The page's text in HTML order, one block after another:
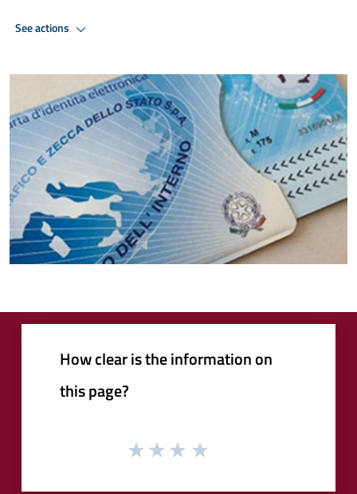
See actions
How clear is the information on
this page?